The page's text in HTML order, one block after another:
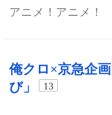
アニメ！アニメ！
俺クロ×京急企
び」
13